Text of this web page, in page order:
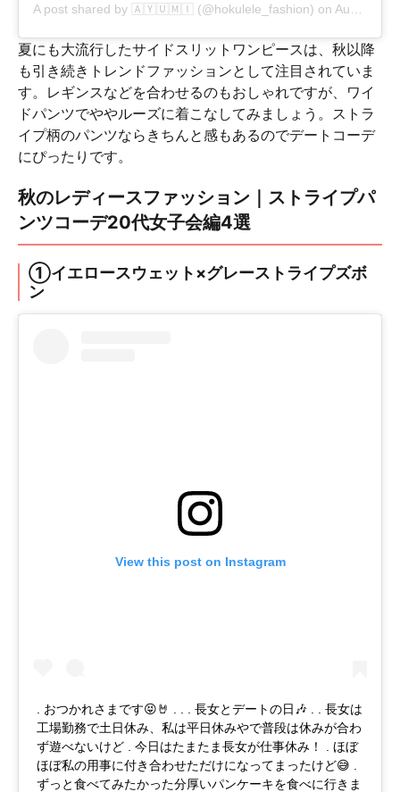
A post shared by 🄰🅈🅄🄼🄸 (@hokulele_fashion) on Aug 28, 2019 at 8:33pm PDT
夏にも大流行したサイドスリットワンピースは、秋以降
も引き続きトレンドファッションとして注目されていま
す。レギンスなどを合わせるのもおしゃれですが、ワイ
ドパンツでややルーズに着こなしてみましょう。ストラ
イプ柄のパンツならきちんと感もあるのでデートコーデ
にぴったりです。
秋のレディースファッション｜ストライプパ
ンツコーデ20代女子会編4選
①イエロースウェット×グレーストライプズボ
ン
View this post on Instagram
. おつかれさまです😝🤘 . . . 長女とデートの日🎶 . . 長女は
工場勤務で土日休み、私は平日休みやで普段は休みが合わ
ず遊べないけど . 今日はたまたま長女が仕事休み！ . ほぼ
ほぼ私の用事に付き合わせただけになってまったけど😅 .
ずっと食べてみたかった分厚いパンケーキを食べに行きま